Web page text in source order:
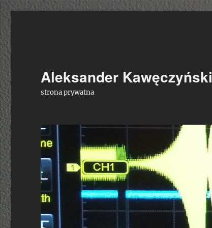
Aleksander Kawęczyński
strona prywatna